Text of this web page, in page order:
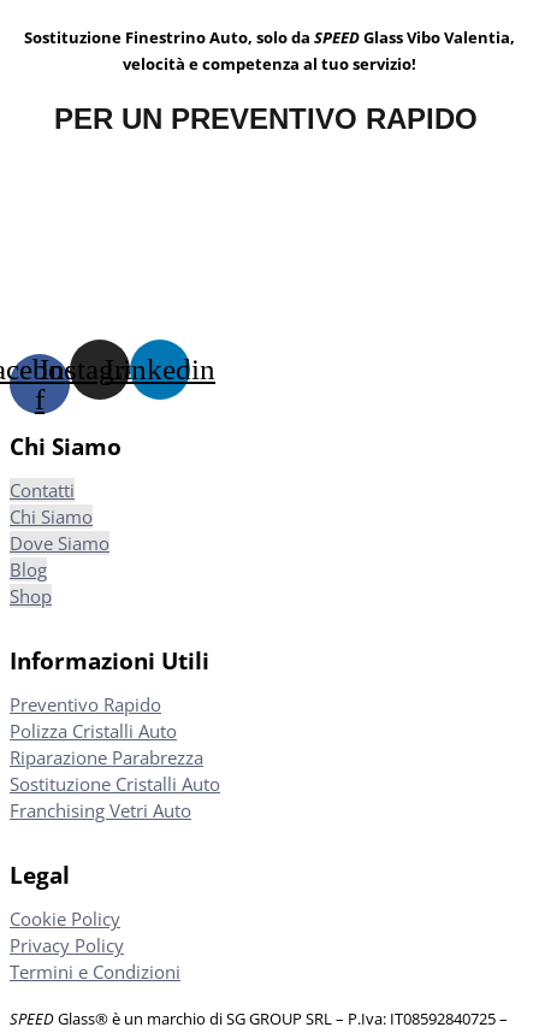
Sostituzione Finestrino Auto, solo da SPEEDGlass Vibo Valentia,
velocità e competenza al tuo servizio!
PER UN PREVENTIVO RAPIDO
f
InstagramLinkedin
Chi Siamo
Contatti
Chi Siamo
Dove Siamo
Blog
Shop
Informazioni Utili
Preventivo Rapido
Polizza Cristalli Auto
Riparazione Parabrezza
Sostituzione Cristalli Auto
Franchising Vetri Auto
Legal
Cookie Policy
Privacy Policy
Termini e Condizioni
SPEEDGlass® è un marchio di SG GROUP SRL – P.Iva: IT08592840725–